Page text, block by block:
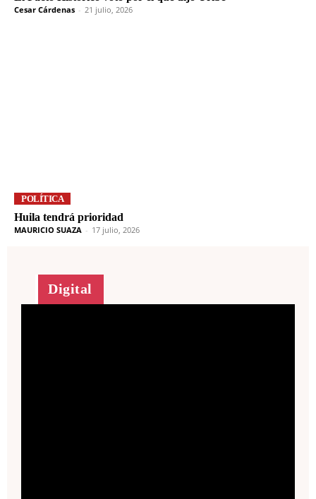
Cesar Cárdenas - 21 julio, 2026
POLÍTICA
Huila tendrá prioridad
MAURICIO SUAZA - 17 julio, 2026
Digital